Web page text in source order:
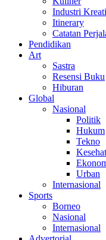
Industri
Itinerary
Catatan
Pendidikan
Art
Sastra
Resensi Buku
Hiburan
Global
Nasional
Politik
Hukum
Tekno
Urban
Internasional
Sports
Borneo
Nasional
Internasional